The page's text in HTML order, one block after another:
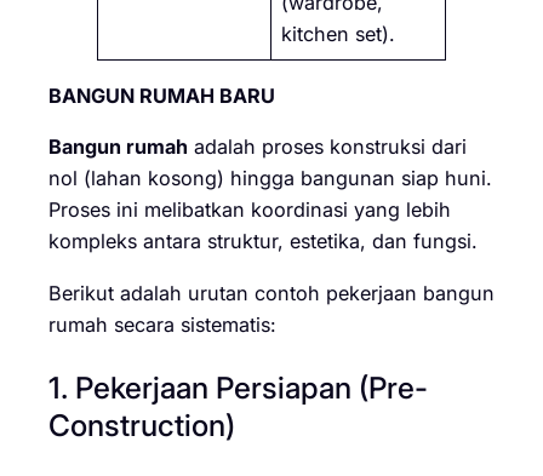
kitchen set).
BANGUN RUMAH BARU
Bangun rumah adalah proses konstruksi dari
nol (lahan kosong) hingga bangunan siap huni.
Proses ini melibatkan koordinasi yang lebih
kompleks antara struktur, estetika, dan fungsi.
Berikut adalah urutan contoh pekerjaan bangun
rumah secara sistematis:
1. Pekerjaan Persiapan (Pre-
Construction)